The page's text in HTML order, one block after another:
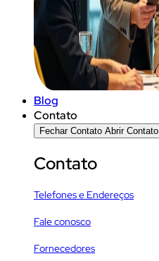
Blog
Contato
Fechar Contato Abrir Contato
Contato
Telefones e Endereços
Fale conosco
Fornecedores